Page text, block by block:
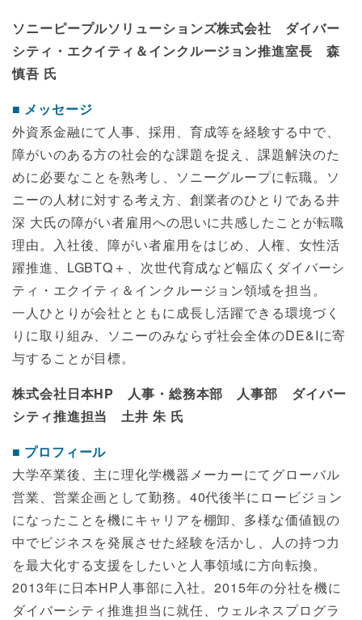
ソニーピープルソリューションズ株式会社 ダイバー
シティ・エクイティ＆インクルージョン推進室長 森
慎吾 氏
メッセージ
外資系金融にて人事、採用、育成等を経験する中で、
障がいのある方の社会的な課題を捉え、課題解決のた
めに必要なことを熟考し、ソニーグループに転職。ソ
ニーの人材に対する考え方、創業者のひとりである井
深 大氏の障がい者雇用への思いに共感したことが転職
理由。入社後、障がい者雇用をはじめ、人権、女性活
躍推進、LGBTQ＋、次世代育成など幅広くダイバーシ
ティ・エクイティ＆インクルージョン領域を担当。
一人ひとりが会社とともに成長し活躍できる環境づく
りに取り組み、ソニーのみならず社会全体のDE&Iに寄
与することが目標。
株式会社日本HP 人事・総務本部 人事部 ダイバー
シティ推進担当 土井 朱 氏
プロフィール
大学卒業後、主に理化学機器メーカーにてグローバル
営業、営業企画として勤務。40代後半にロービジョン
になったことを機にキャリアを棚卸、多様な価値観の
中でビジネスを発展させた経験を活かし、人の持つ力
を最大化する支援をしたいと人事領域に方向転換。
2013年に日本HP人事部に入社。2015年の分社を機に
ダイバーシティ推進担当に就任、ウェルネスプログラ